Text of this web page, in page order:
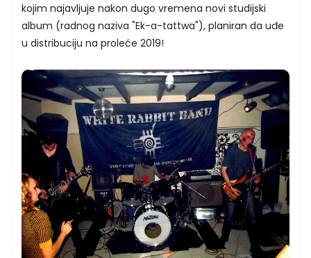
kojim najavljuje nakon dugo vremena novi studijski
album (radnog naziva "Ek-a-tattwa"), planiran da uđe
u distribuciju na proleće 2019!